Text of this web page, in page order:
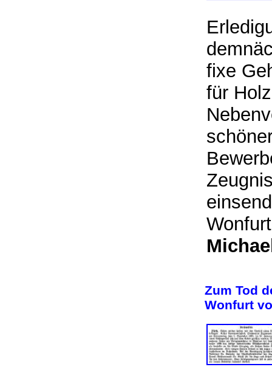
fixe
für
Zum Tod
Wonfurt